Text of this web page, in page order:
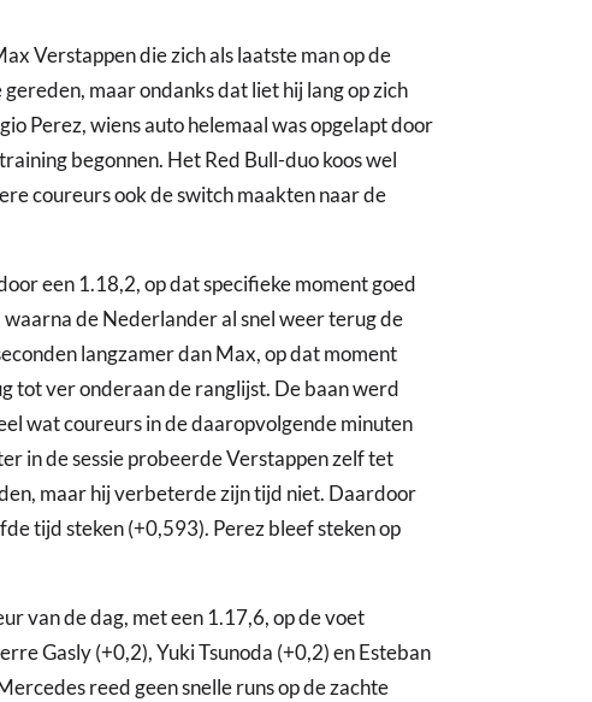
Verstappen die zich als laatste man op de
maar ondanks dat liet hij lang op zich
Perez, wiens auto helemaal was opgelapt door
begonnen. Het Red Bull-duo koos wel
coureurs ook de switch maakten naar de
een 1.18,2, op dat specifieke moment goed
de Nederlander al snel weer terug de
langzamer dan Max, op dat moment
tot ver onderaan de ranglijst. De baan werd
wat coureurs in de daaropvolgende minuten
in de sessie probeerde Verstappen zelf tet
maar hij verbeterde zijn tijd niet. Daardoor
tijd steken (+0,593). Perez bleef steken op
van de dag, met een 1.17,6, op de voet
Gasly (+0,2), Yuki Tsunoda (+0,2) en Esteban
reed geen snelle runs op de zachte